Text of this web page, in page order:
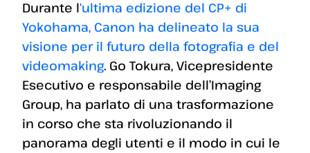
Durante l‘ultima edizione del CP+ di
Yokohama, Canon ha delineato la sua
visione per il futuro della fotografia e del
videomaking. Go Tokura, Vicepresidente
Esecutivo e responsabile dell’Imaging
Group, ha parlato di una trasformazione
in corso che sta rivoluzionando il
panorama degli utenti e il modo in cui le